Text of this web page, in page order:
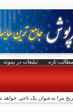
مطالب تازه تبلیغات در بیتوته
مرا به‌عنوان یک ناجی